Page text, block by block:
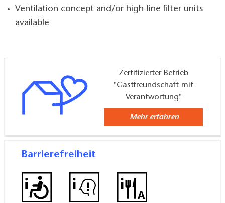
Ventilation concept and/or high-line filter units
available
Zertifizierter Betrieb
"Gastfreundschaft mit
Verantwortung"
Mehr erfahren
Barrierefreiheit